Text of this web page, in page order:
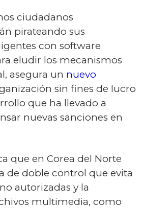
ciudadanos
pirateando sus
con software
eludir los mecanismos
asegura un nuevo
sin fines de lucro
que ha llevado a
nuevas sanciones en
que en Corea del Norte
de doble control que evita
autorizadas y la
multimedia, como